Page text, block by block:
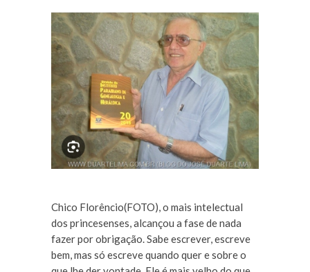
Chico Florêncio(FOTO), o mais intelectual
dos princesenses, alcançou a fase de nada
fazer por obrigação. Sabe escrever, escreve
bem, mas só escreve quando quer e sobre o